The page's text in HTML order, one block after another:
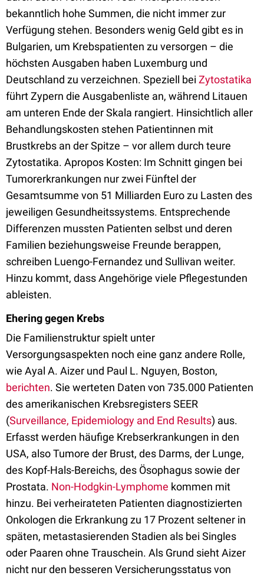
bekanntlich hohe Summen, die nicht immer zur
Verfügung stehen. Besonders wenig Geld gibt es in
Bulgarien, um Krebspatienten zu versorgen – die
höchsten Ausgaben haben Luxemburg und
Deutschland zu verzeichnen. Speziell bei Zytostatika
führt Zypern die Ausgabenliste an, während Litauen
am unteren Ende der Skala rangiert. Hinsichtlich aller
Behandlungskosten stehen Patientinnen mit
Brustkrebs an der Spitze – vor allem durch teure
Zytostatika. Apropos Kosten: Im Schnitt gingen bei
Tumorerkrankungen nur zwei Fünftel der
Gesamtsumme von 51 Milliarden Euro zu Lasten des
jeweiligen Gesundheitssystems. Entsprechende
Differenzen mussten Patienten selbst und deren
Familien beziehungsweise Freunde berappen,
schreiben Luengo-Fernandez und Sullivan weiter.
Hinzu kommt, dass Angehörige viele Pflegestunden
ableisten.
Ehering gegen Krebs
Die Familienstruktur spielt unter
Versorgungsaspekten noch eine ganz andere Rolle,
wie Ayal A. Aizer und Paul L. Nguyen, Boston,
berichten. Sie werteten Daten von 735.000 Patienten
des amerikanischen Krebsregisters SEER
(Surveillance, Epidemiology and End Results) aus.
Erfasst werden häufige Krebserkrankungen in den
USA, also Tumore der Brust, des Darms, der Lunge,
des Kopf-Hals-Bereichs, des Ösophagus sowie der
Prostata. Non-Hodgkin-Lymphome kommen mit
hinzu. Bei verheirateten Patienten diagnostizierten
Onkologen die Erkrankung zu 17 Prozent seltener in
späten, metastasierenden Stadien als bei Singles
oder Paaren ohne Trauschein. Als Grund sieht Aizer
nicht nur den besseren Versicherungsstatus von